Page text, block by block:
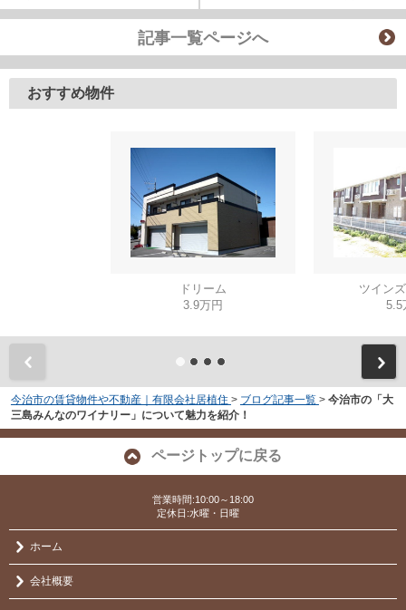
記事一覧ページへ
おすすめ物件
ドリーム
3.9万円
ツイン
5.5
今治市の賃貸物件や不動産｜有限会社居植住 > ブログ記事一覧 > 今治市の「大
三島みんなのワイナリー」について魅力を紹介！
ページトップに戻る
営業時間:10:00～18:00
定休日:水曜・日曜
ホーム
会社概要